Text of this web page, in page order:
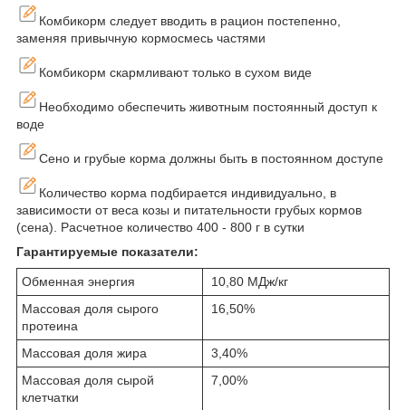
Комбикорм следует вводить в рацион постепенно,
заменяя привычную кормосмесь частями
Комбикорм скармливают только в сухом виде
Необходимо обеспечить животным постоянный доступ к
воде
Сено и грубые корма должны быть в постоянном доступе
Количество корма подбирается индивидуально, в
зависимости от веса козы и питательности грубых кормов
(сена). Расчетное количество 400 - 800 г в сутки
Гарантируемые показатели:
Обменная энергия
10,80 МДж/кг
Массовая доля сырого
протеина
16,50%
Массовая доля жира
3,40%
Массовая доля сырой
клетчатки
7,00%